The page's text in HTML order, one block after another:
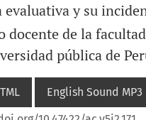
evaluativa y su
docente de la
pública de
English Sound MP3